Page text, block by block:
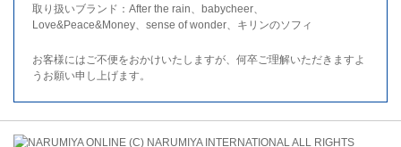
取り扱いブランド：After the rain、babycheer、
Love&Peace&Money、sense of wonder、キリンのソフィ
お客様にはご不便をおかけいたしますが、何卒ご理解いただきますよ
うお願い申し上げます。